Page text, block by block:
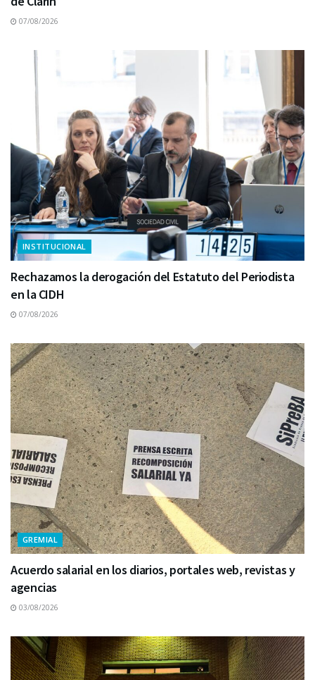
07/08/2026
INSTITUCIONAL
Rechazamos la derogación del Estatuto del Periodista
en la CIDH
07/08/2026
GREMIAL
Acuerdo salarial en los diarios, portales web, revistas y
agencias
03/08/2026